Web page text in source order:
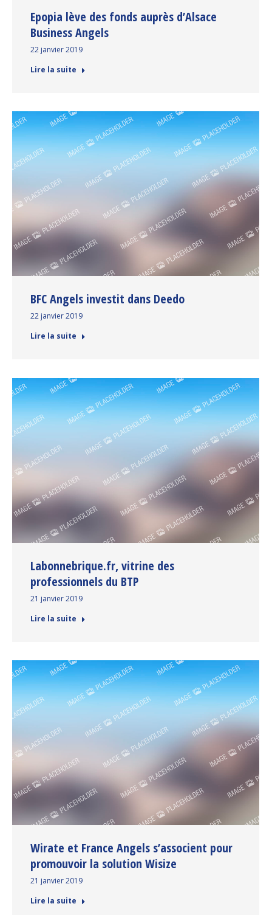
Epopia lève des fonds auprès d’Alsace
Business Angels
22 janvier 2019
Lire la suite
BFC Angels investit dans Deedo
22 janvier 2019
Lire la suite
Labonnebrique.fr, vitrine des
professionnels du BTP
21 janvier 2019
Lire la suite
Wirate et France Angels s’associent pour
promouvoir la solution Wisize
21 janvier 2019
Lire la suite